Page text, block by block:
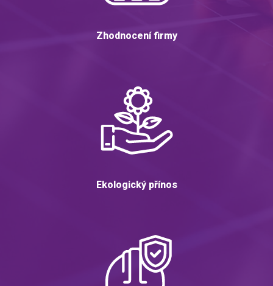
Zhodnocení firmy
Ekologický přínos